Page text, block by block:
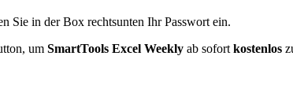
Sie in der Box rechtsunten Ihr Passwort ein.
um SmartTools Excel Weekly ab sofort kostenlos